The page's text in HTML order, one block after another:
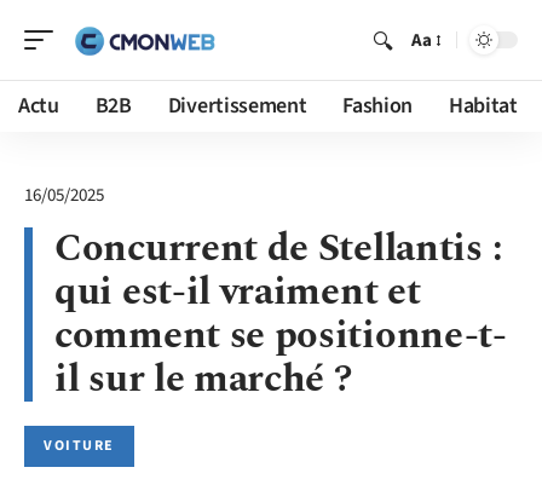
Aa
Actu B2B Divertissement Fashion Habitat
16/05/2025
Concurrent de Stellantis :
qui est-il vraiment et
comment se positionne-t-
il sur le marché ?
VOITURE